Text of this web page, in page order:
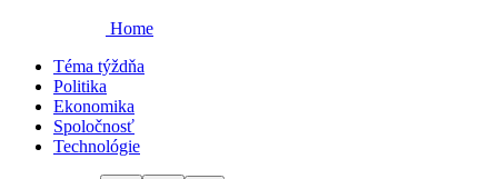
Home
Téma týždňa
Politika
Ekonomika
Spoločnosť
Technológie